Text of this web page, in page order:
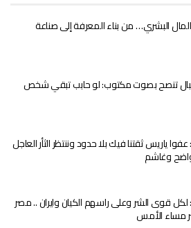
البشري… من بناء المعرفة إلى صناعة
تنصح بصوت مكتوب: لو حابب تبقي شخص
ياريس ثقتنا فيك بلا حدود وننتظر الثأر العاجل
وغاشم
قوى الشر وعلى راسهم الكيان وايران .. مصر
مساء الأمس